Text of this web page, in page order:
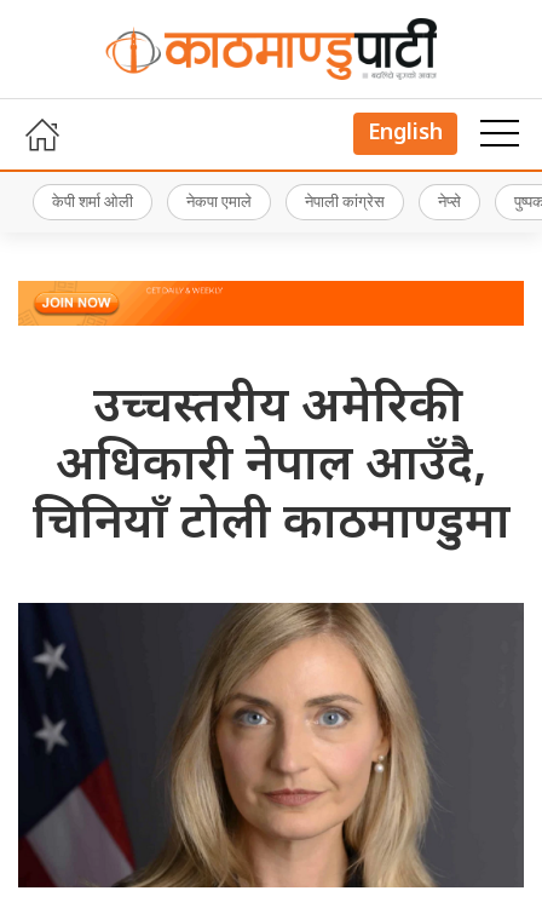
English
केपी शर्मा ओली नेकपा एमाले नेपाली कांग्रेस नेप्से
उच्चस्तरीय अमेरिकी
अधिकारी नेपाल आउँदै,
चिनियाँ टोली काठमाण्डुमा